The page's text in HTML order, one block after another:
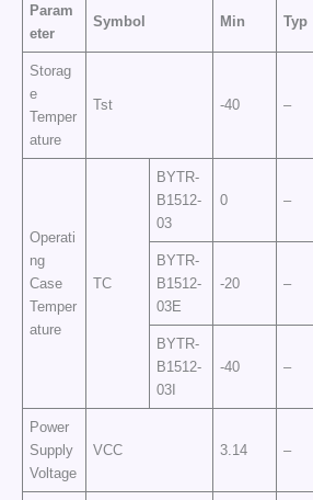
Param
eter
Symbol Min Typ
Storag
e
Temper
ature
Tst -40 –
Operati
ng
Case
Temper
ature
TC
BYTR-
B1512-
03
0 –
BYTR-
B1512-
03E
-20 –
BYTR-
B1512-
03I
-40 –
Power
Supply
Voltage
VCC 3.14 –